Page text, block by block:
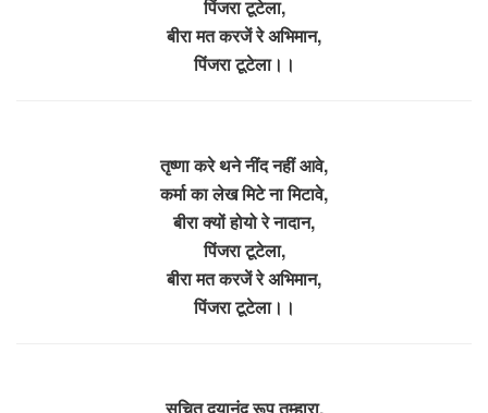
पिंजरा टूटेला,
बीरा मत करजें रे अभिमान,
पिंजरा टूटेला।।
तृष्णा करे थने नींद नहीं आवे,
कर्मा का लेख मिटे ना मिटावे,
बीरा क्यों होयो रे नादान,
पिंजरा टूटेला,
बीरा मत करजें रे अभिमान,
पिंजरा टूटेला।।
सचित दयानंद रूप तुम्हारा,